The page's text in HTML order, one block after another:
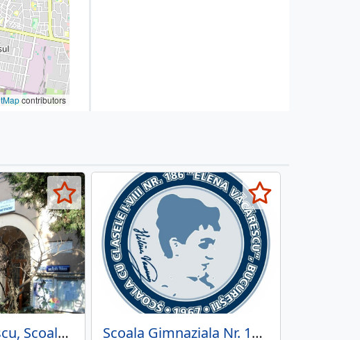
contributors
Nicolae Titulescu, Scoala Gimnaziala Nr. 3 Scoala Gimnaziala Nr. 186 - Elena Vacarescu